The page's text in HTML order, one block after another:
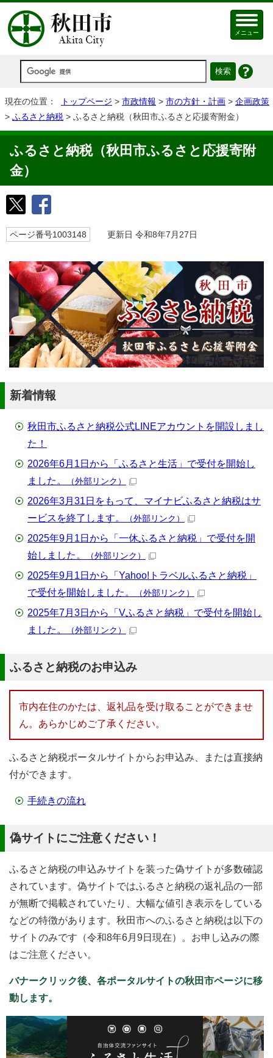
メニュー
現在の位置： トップページ > 市政情報 > 市の方針・計画 > 企画政策
> ふるさと納税 > ふるさと納税（秋田市ふるさと応援寄附金）
ふるさと納税（秋田市ふるさと応援寄附
金）
ページ番号1003148 更新日 令和8年7月27日
新着情報
秋田市ふるさと納税公式LINEアカウントを開設しまし
た！
2026年6月1日から「ふるさと生活」で受付を開始し
ました。
（外部リンク）
2026年3月31日をもって、マイナビふるさと納税はサ
ービスを終了します。
（外部リンク）
2025年9月1日から「一休ふるさと納税」で受付を開
始しました。
（外部リンク）
2025年9月1日から「Yahoo!トラベルふるさと納税」
で受付を開始しました。
（外部リンク）
2025年7月3日から「Vふるさと納税」で受付を開始し
ました。
（外部リンク）
ふるさと納税のお申込み
市内在住のかたは、返礼品を受け取ることができませ
ん。あらかじめご了承ください。
ふるさと納税ポータルサイトからお申込み、または直接納
付ができます。
手続きの流れ
偽サイトにご注意ください！
ふるさと納税の申込みサイトを装った偽サイトが多数確認
されています。偽サイトではふるさと納税の返礼品の一部
が無断で掲載されていたり、大幅な値引き表示をしている
などの特徴があります。秋田市へのふるさと納税は以下の
サイトのみです（令和8年6月9日現在）。お申し込みの際
はご注意ください。
バナークリック後、各ポータルサイトの秋田市ページに移
動します。